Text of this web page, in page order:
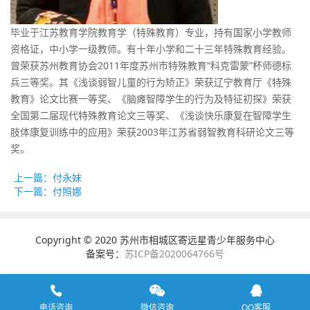
毕业于江苏教育学院教育学（特殊教育）专业，持有国家小学教师
资格证，中小学一级教师。有十年小学和二十三年特殊教育经验。
曾荣获苏州教育协会2011年度苏州市特殊教育“科克雷蒙”杯师德标
兵三等奖。其《浅谈弱智儿童的行为矫正》荣获辽宁教育厅《特殊
教育》论文比赛一等奖、《脑瘫智障学生的行为及特征初探》荣获
全国第二届现代特殊教育论文三等奖、《浅谈快乐康复在智障学生
肢体康复训练中的应用》荣获2003年江苏省弱智教育科研论文三等
奖。
上一篇：付永妹
下一篇：付照娜
Copyright © 2020 苏州市相城区寄远星青少年服务中心
备案号： 苏ICP备2020064766号
电话咨询 微信咨询 QQ客服